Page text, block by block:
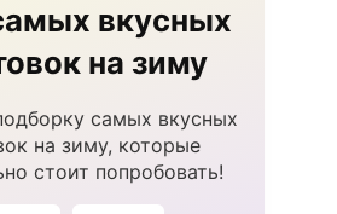
вкусных
на зиму
самых вкусных
на зиму, которые
стоит попробовать!